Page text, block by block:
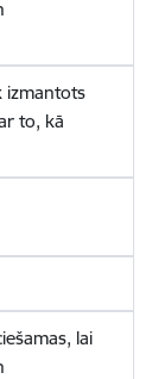
izmantots
to, kā
lai